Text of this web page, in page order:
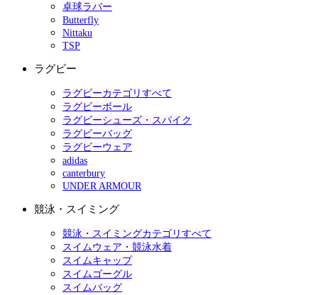
卓球ラバー
Butterfly
Nittaku
TSP
ラグビー
ラグビーカテゴリすべて
ラグビーボール
ラグビーシューズ・スパイク
ラグビーバッグ
ラグビーウェア
adidas
canterbury
UNDER ARMOUR
競泳・スイミング
競泳・スイミングカテゴリすべて
スイムウェア・競泳水着
スイムキャップ
スイムゴーグル
スイムバッグ